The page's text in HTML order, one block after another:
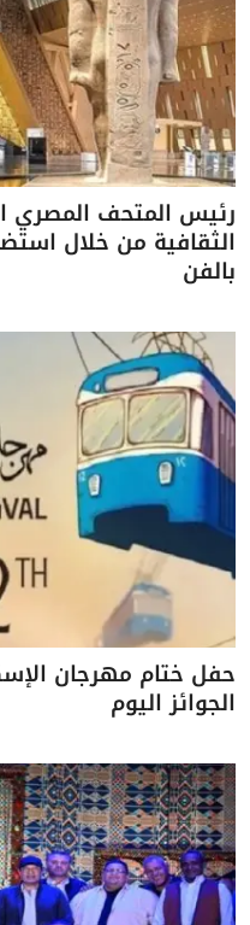
رئيس المتحف المصري
الثقافية من خلال
بالفن
حفل ختام مهرجان
الجوائز اليوم